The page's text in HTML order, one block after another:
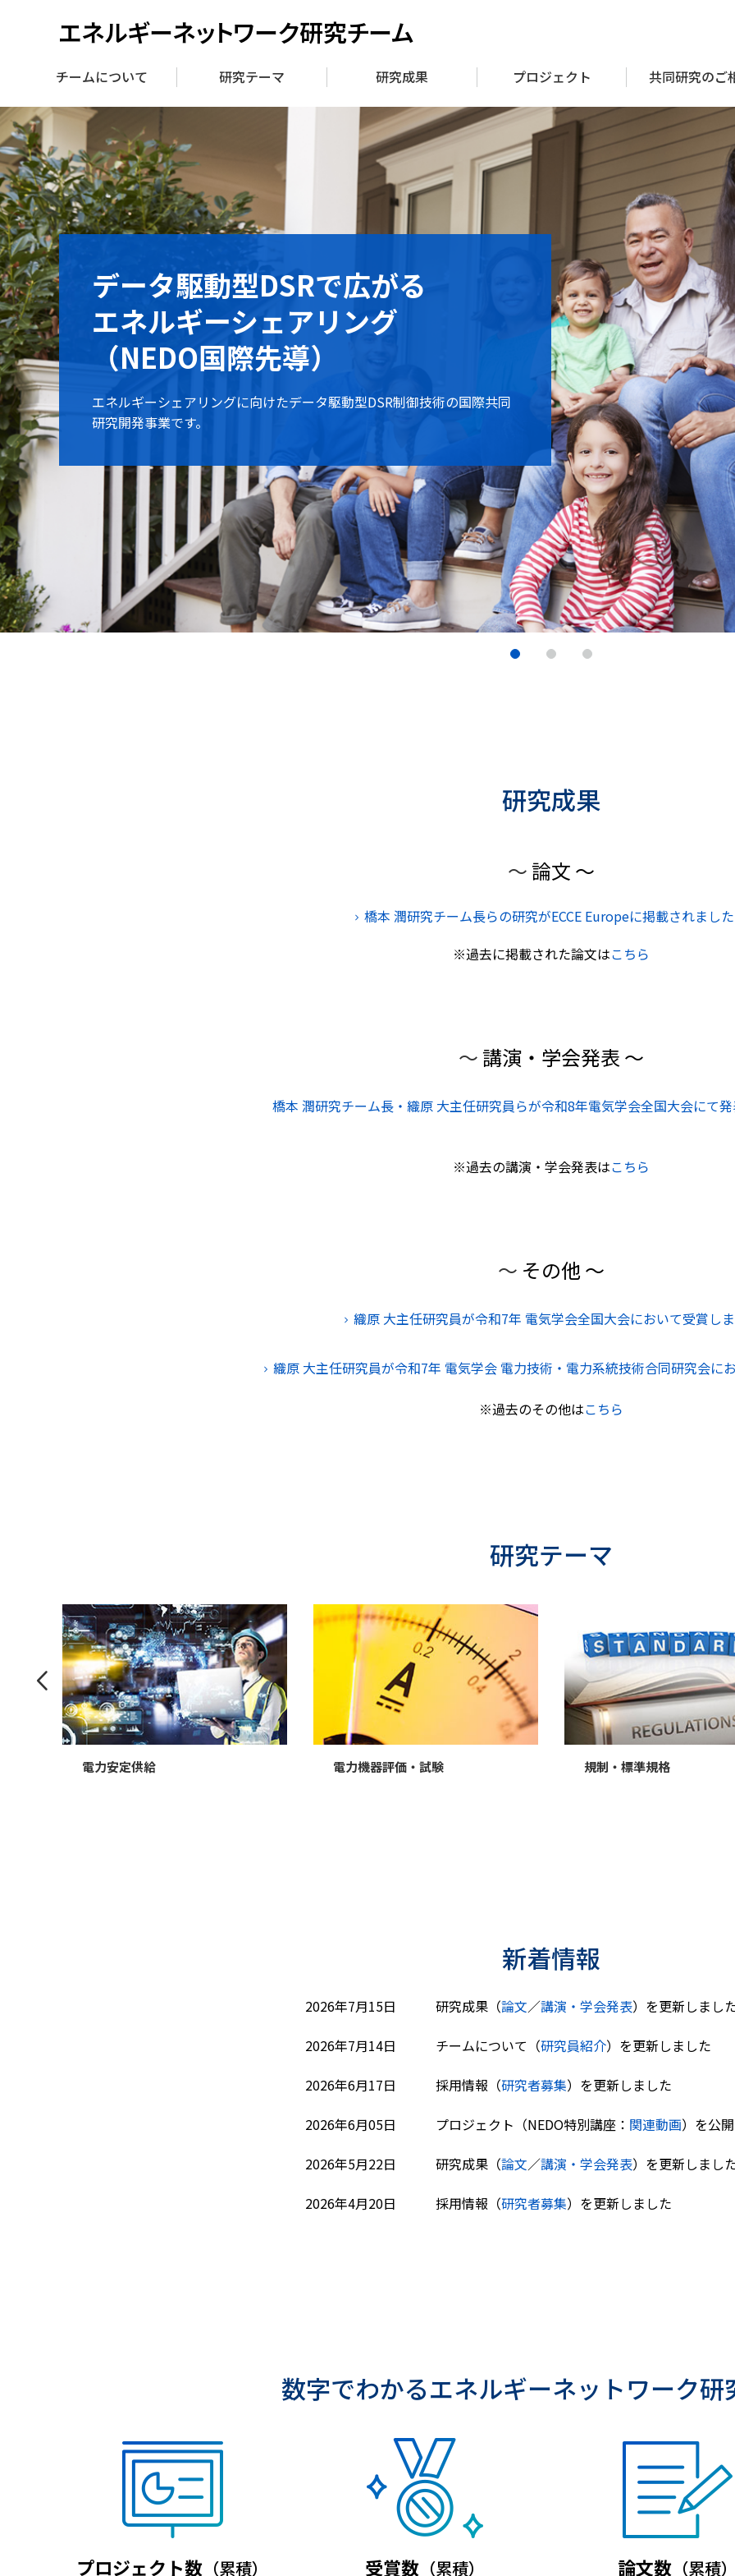
エネルギーネットワーク研究チーム
チームについて 研究テーマ 研究成果 プロジェクト 共同研究のご
データ駆動型DSRで広がる
エネルギーシェアリング
（NEDO国際先導）
エネルギーシェアリングに向けたデータ駆動型DSR制御技術の国際共同
研究開発事業です。
スマートグリッド
国際研究ネットワーク(SIRFN)
スマートな電力系統の普及促進と再エネ導入を実現する実証研究や試験
技術の共同研究や知識共有を図る、各国研究機関よる国際的なネットワ
ークです。
次世代インバータ
実用化プロジェクト（STREAM）
再生可能エネルギーの主力電源化に向けた次々世代電力ネットワーク安
定化技術開発の一環として系統の慣性力低下対策・次世代インバータの
実用化開発です。
研究成果
～論文 ～
橋本 潤研究チーム長らの研究がECCE Europeに掲載されま
※過去に掲載された論文はこちら
～ 講演・学会発表 ～
橋本 潤研究チーム長・織原 大主任研究員らが令和8年電気学会全国大会に
※過去の講演・学会発表はこちら
～ その他 ～
織原 大主任研究員が令和7年 電気学会全国大会において受賞し
織原 大主任研究員が令和7年 電気学会 電力技術・電力系統技術合同研究会に
※過去のその他はこちら
研究テーマ
前へ
電力安定供給 電力機器評価・試験 規制・標準規格
新着情報
2026年7月15日 研究成果（論文／講演・学会発表）を更新しまし
2026年7月14日 チームについて（研究員紹介）を更新しました
2026年6月17日 採用情報（研究者募集）を更新しました
2026年6月05日 プロジェクト（NEDO特別講座： 関連動画）を公
2026年5月22日 研究成果（論文／講演・学会発表）を更新しまし
2026年4月20日 採用情報（研究者募集）を更新しました
数字でわかるエネルギーネットワーク研
プロジェクト数 （累積） 受賞数 （累積） 論文数 （累積